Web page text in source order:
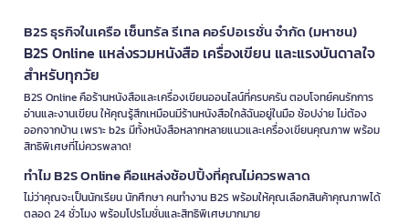
B2S ธุรกิจในเครือ เซ็นทรัล รีเทล คอร์ปอเรชั่น จำกัด (มหาชน)
B2S Online แหล่งรวมหนังสือ เครื่องเขียน และแรงบันดาลใจ
สำหรับทุกวัย
B2S Online คือร้านหนังสือและเครื่องเขียนออนไลน์ที่ครบครัน ตอบโจทย์คนรักการ
อ่านและงานเขียน ให้คุณรู้สึกเหมือนมีร้านหนังสือใกล้ฉันอยู่ในมือ ช้อปง่าย ไม่ต้อง
ออกจากบ้าน เพราะ b2s มีทั้งหนังสือหลากหลายแนวและเครื่องเขียนคุณภาพ พร้อม
สิทธิพิเศษที่ไม่ควรพลาด!
ทำไม B2S Online คือแหล่งช้อปปิ้งที่คุณไม่ควรพลาด
ไม่ว่าคุณจะเป็นนักเรียน นักศึกษา คนทำงาน B2S พร้อมให้คุณเลือกสินค้าคุณภาพได้
ตลอด 24 ชั่วโมง พร้อมโปรโมชั่นและสิทธิพิเศษมากมาย